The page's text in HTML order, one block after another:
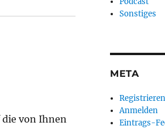
von Ihnen
Sonstiges
META
Registrieren
Anmelden
Eintrags-